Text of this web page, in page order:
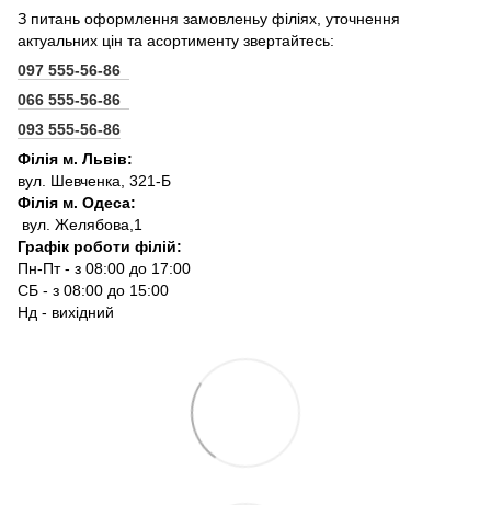
З питань оформлення замовленьу філіях, уточнення
актуальних цін та асортименту звертайтесь:
097 555-56-86
066 555-56-86
093 555-56-86
Філія м. Львів:
вул. Шевченка, 321-Б
Філія м. Одеса:
вул. Желябова,1
Графік роботи філій:
Пн-Пт - з 08:00 до 17:00
СБ - з 08:00 до 15:00
Нд - вихідний